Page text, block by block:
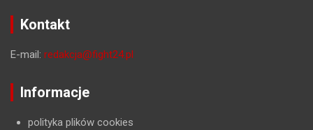
Kontakt
E-mail: redakcja@fight24.pl
Informacje
polityka plików cookies